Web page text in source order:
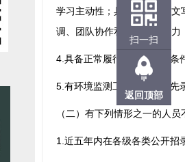
学习主动性；具有一定的公
调、团队协作和语言表达能
4.具备正常履行职责的身体条
5.有环境监测工作经验者优先
（二）有下列情形之一的人员
1.近五年内在各级各类公开招
扫一扫
返回顶部